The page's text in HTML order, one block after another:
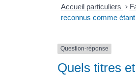
Accueil particuliers >
reconnus comme
Question-réponse
Quels titres